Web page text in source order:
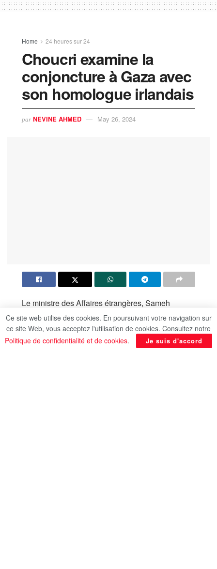
Home 24 heures sur 24
Choucri examine la
conjoncture à Gaza avec
son homologue irlandais
par NEVINE AHMED May 26, 2024
Le ministre des Affaires étrangères, Sameh
Choucri, a rencontré, aujourd’hui dimanche à
Bruxelles, M. Micheal Martin, ministre des Affaires
étrangères et de la Défense de la République
Ce site web utilise des cookies. En poursuivant votre navigation sur
ce site Web, vous acceptez l'utilisation de cookies. Consultez notre
Politique de confidentialité et de cookies. Je suis d'accord